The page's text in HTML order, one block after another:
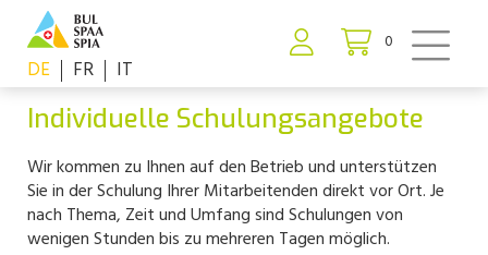
0
DE FR IT
Individuelle Schulungsangebote
Wir kommen zu Ihnen auf den Betrieb und unterstützen
Sie in der Schulung Ihrer Mitarbeitenden direkt vor Ort. Je
nach Thema, Zeit und Umfang sind Schulungen von
wenigen Stunden bis zu mehreren Tagen möglich.